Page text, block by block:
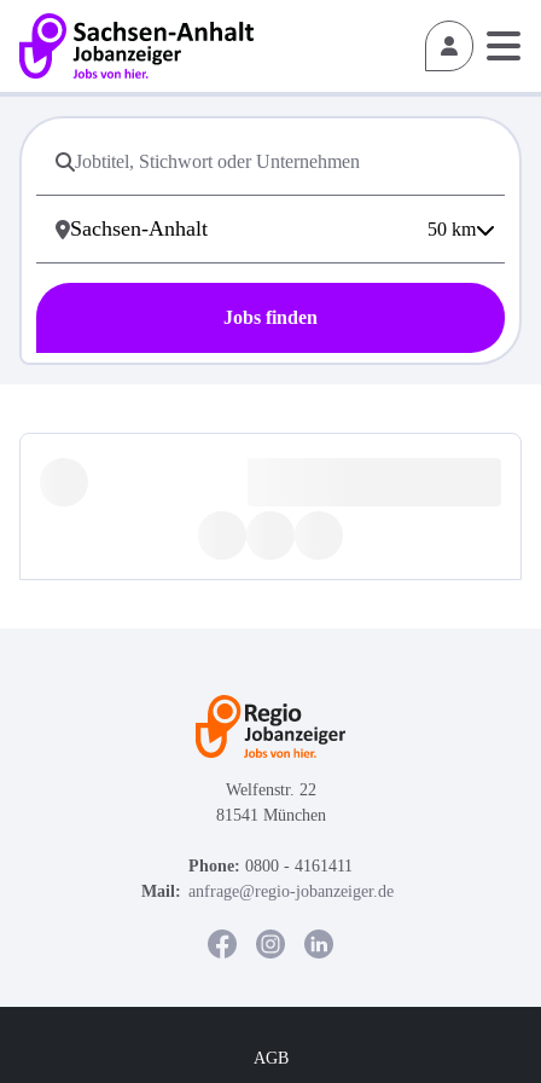
50 km
Jobs finden
Welfenstr. 22
81541 München
Phone: 0800 - 4161411
Mail: anfrage@regio-jobanzeiger.de
AGB